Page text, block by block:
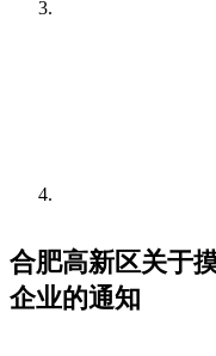
合肥高新区关于
企业的通知